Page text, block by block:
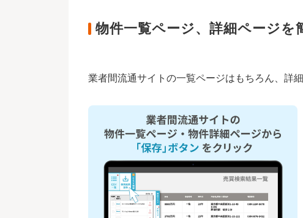
物件一覧ページ、詳細ページを
業者間流通サイトの一覧ページはもちろん、詳